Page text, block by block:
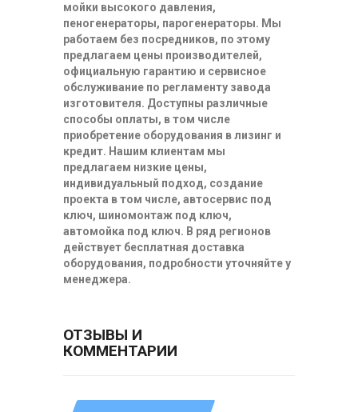
мойки высокого давления,
пеногенераторы, парогенераторы. Мы
работаем без посредников, по этому
предлагаем цены производителей,
официальную гарантию и сервисное
обслуживание по регламенту завода
изготовителя. Доступны различные
способы оплаты, в том числе
приобретение оборудования в лизинг и
кредит. Нашим клиентам мы
предлагаем низкие цены,
индивидуальный подход, создание
проекта в том числе, автосервис под
ключ, шиномонтаж под ключ,
автомойка под ключ. В ряд регионов
действует бесплатная доставка
оборудования, подробности уточняйте у
менеджера.
ОТЗЫВЫ И
КОММЕНТАРИИ